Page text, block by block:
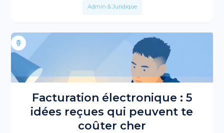
Admin & Juridique
Facturation électronique : 5
idées reçues qui peuvent te
coûter cher